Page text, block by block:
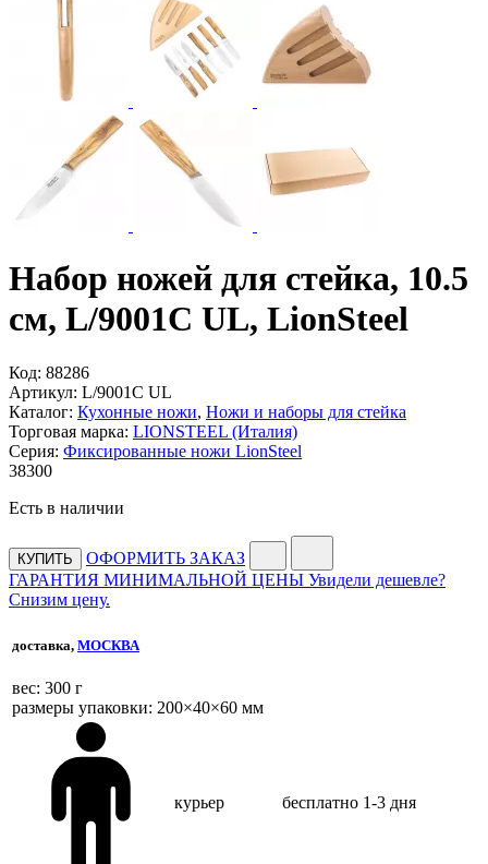
Набор ножей для стейка, 10.5
см, L/9001C UL, LionSteel
Код: 88286
Артикул: L/9001C UL
Каталог: Кухонные ножи, Ножи и наборы для стейка
Торговая марка: LIONSTEEL (Италия)
Серия: Фиксированные ножи LionSteel
38300
Есть в наличии
КУПИТЬ
ОФОРМИТЬ ЗАКАЗ
ГАРАНТИЯ МИНИМАЛЬНОЙ ЦЕНЫ Увидели дешевле?
Снизим цену.
доставка, МОСКВА
веc: 300 г
размеры упаковки: 200×40×60 мм
курьер бесплатно 1-3 дня